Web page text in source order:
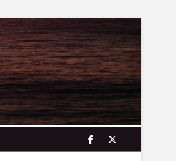
facebook
twitter